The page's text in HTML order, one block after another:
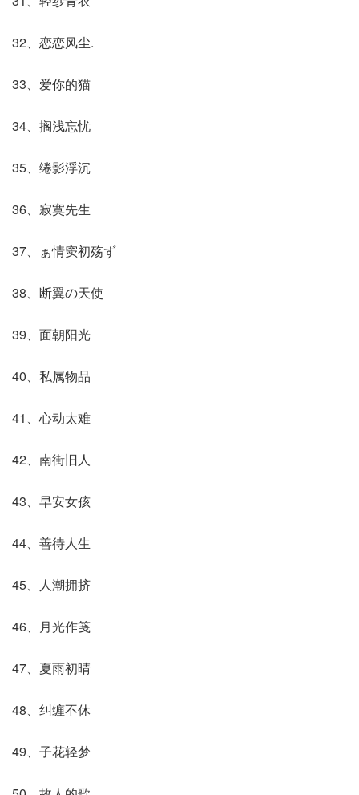
32、恋恋风尘.
33、爱你的猫
34、搁浅忘忧
35、绻影浮沉
36、寂寞先生
37、ぁ情窦初殇ず
38、断翼の天使
39、面朝阳光
40、私属物品
41、心动太难
42、南街旧人
43、早安女孩
44、善待人生
45、人潮拥挤
46、月光作笺
47、夏雨初晴
48、纠缠不休
49、子花轻梦